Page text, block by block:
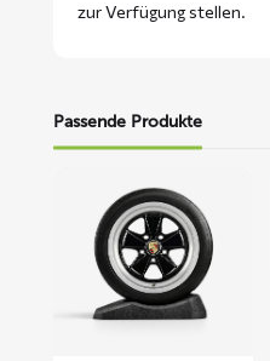
zur Verfügung stellen.
Passende Produkte
Reifenschoner